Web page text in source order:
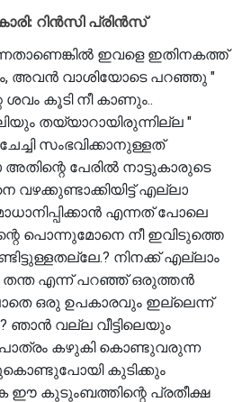
റിൻസി പ്രിൻസ്‌
ഇവളെ ഇതിനകത്ത്
അവൻ വാശിയോടെ പറഞ്ഞു "
ശവം കൂടി നീ കാണും..
തയ്യാറായിരുന്നില്ല "
സംഭവിക്കാനുള്ളത്
അതിന്റെ പേരിൽ നാട്ടുകാരുടെ
വഴക്കുണ്ടാക്കിയിട്ട് എല്ലാ
എന്നത് പോലെ
പൊന്നുമോനെ നീ ഇവിടുത്തെ
നിനക്ക് എല്ലാം
തന്ത എന്ന് പറഞ്ഞ് ഒരുത്തൻ
ഒരു ഉപകാരവും ഇല്ലെന്ന്
ഞാൻ വല്ല വീട്ടിലെയും
കഴുകി കൊണ്ടുവരുന്ന
കുടിക്കും
ഈ കുടുംബത്തിന്റെ പ്രതീക്ഷ